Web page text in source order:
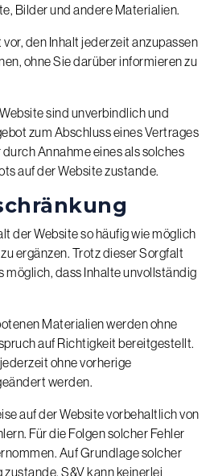
Bilder und andere Materialien.
den Inhalt jederzeit anzupassen
ohne Sie darüber informieren zu
sind unverbindlich und
zum Abschluss eines Vertrages
Annahme eines als solches
auf der Website zustande.
der Website so häufig wie möglich
ergänzen. Trotz dieser Sorgfalt
möglich, dass Inhalte unvollständig
Materialien werden ohne
auf Richtigkeit bereitgestellt.
ohne vorherige
werden.
auf der Website vorbehaltlich von
Für die Folgen solcher Fehler
Auf Grundlage solcher
S&V kann keinerlei